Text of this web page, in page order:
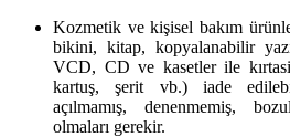
Kozmetik ve kişisel bakım
bikini, kitap, kopyalanabilir
VCD, CD ve kasetler ile
kartuş, şerit vb.) iade
açılmamış, denenmemiş,
olmaları gerekir.